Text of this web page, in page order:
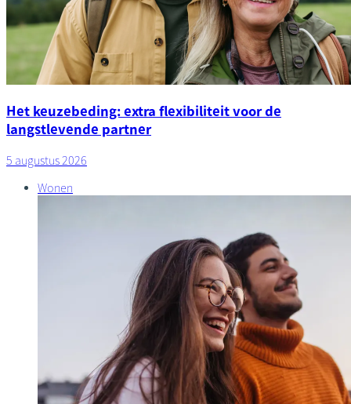
Het keuzebeding: extra flexibiliteit voor de
langstlevende partner
5 augustus 2026
Wonen